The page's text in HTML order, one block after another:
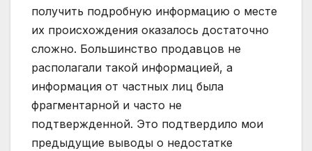
получить подробную информацию о месте
их происхождения оказалось достаточно
сложно. Большинство продавцов не
располагали такой информацией, а
информация от частных лиц была
фрагментарной и часто не
подтвержденной. Это подтвердило мои
предыдущие выводы о недостатке